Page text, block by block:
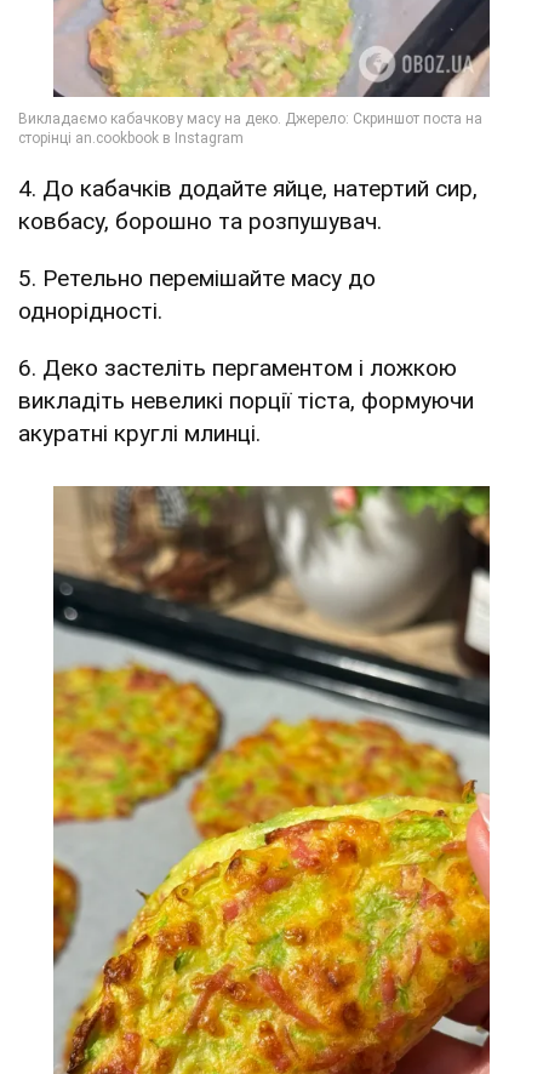
4. До кабачків додайте яйце, натертий сир,
ковбасу, борошно та розпушувач.
5. Ретельно перемішайте масу до
однорідності.
6. Деко застеліть пергаментом і ложкою
викладіть невеликі порції тіста, формуючи
акуратні круглі млинці.